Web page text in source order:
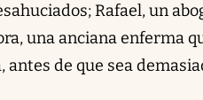
Rafael, un
una anciana enferma
antes de que sea